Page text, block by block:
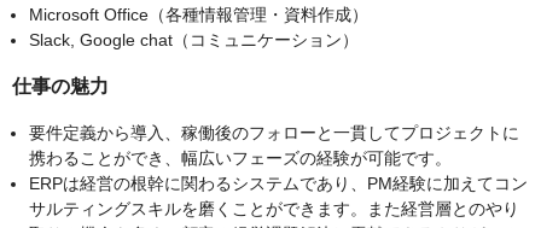
Microsoft Office（各種情報管理・資料作成）
Slack, Google chat（コミュニケーション）
仕事の魅力
要件定義から導入、稼働後のフォローと一貫してプロジェクトに
携わることができ、幅広いフェーズの経験が可能です。
ERPは経営の根幹に関わるシステムであり、PM経験に加えてコン
サルティングスキルを磨くことができます。また経営層とのやり